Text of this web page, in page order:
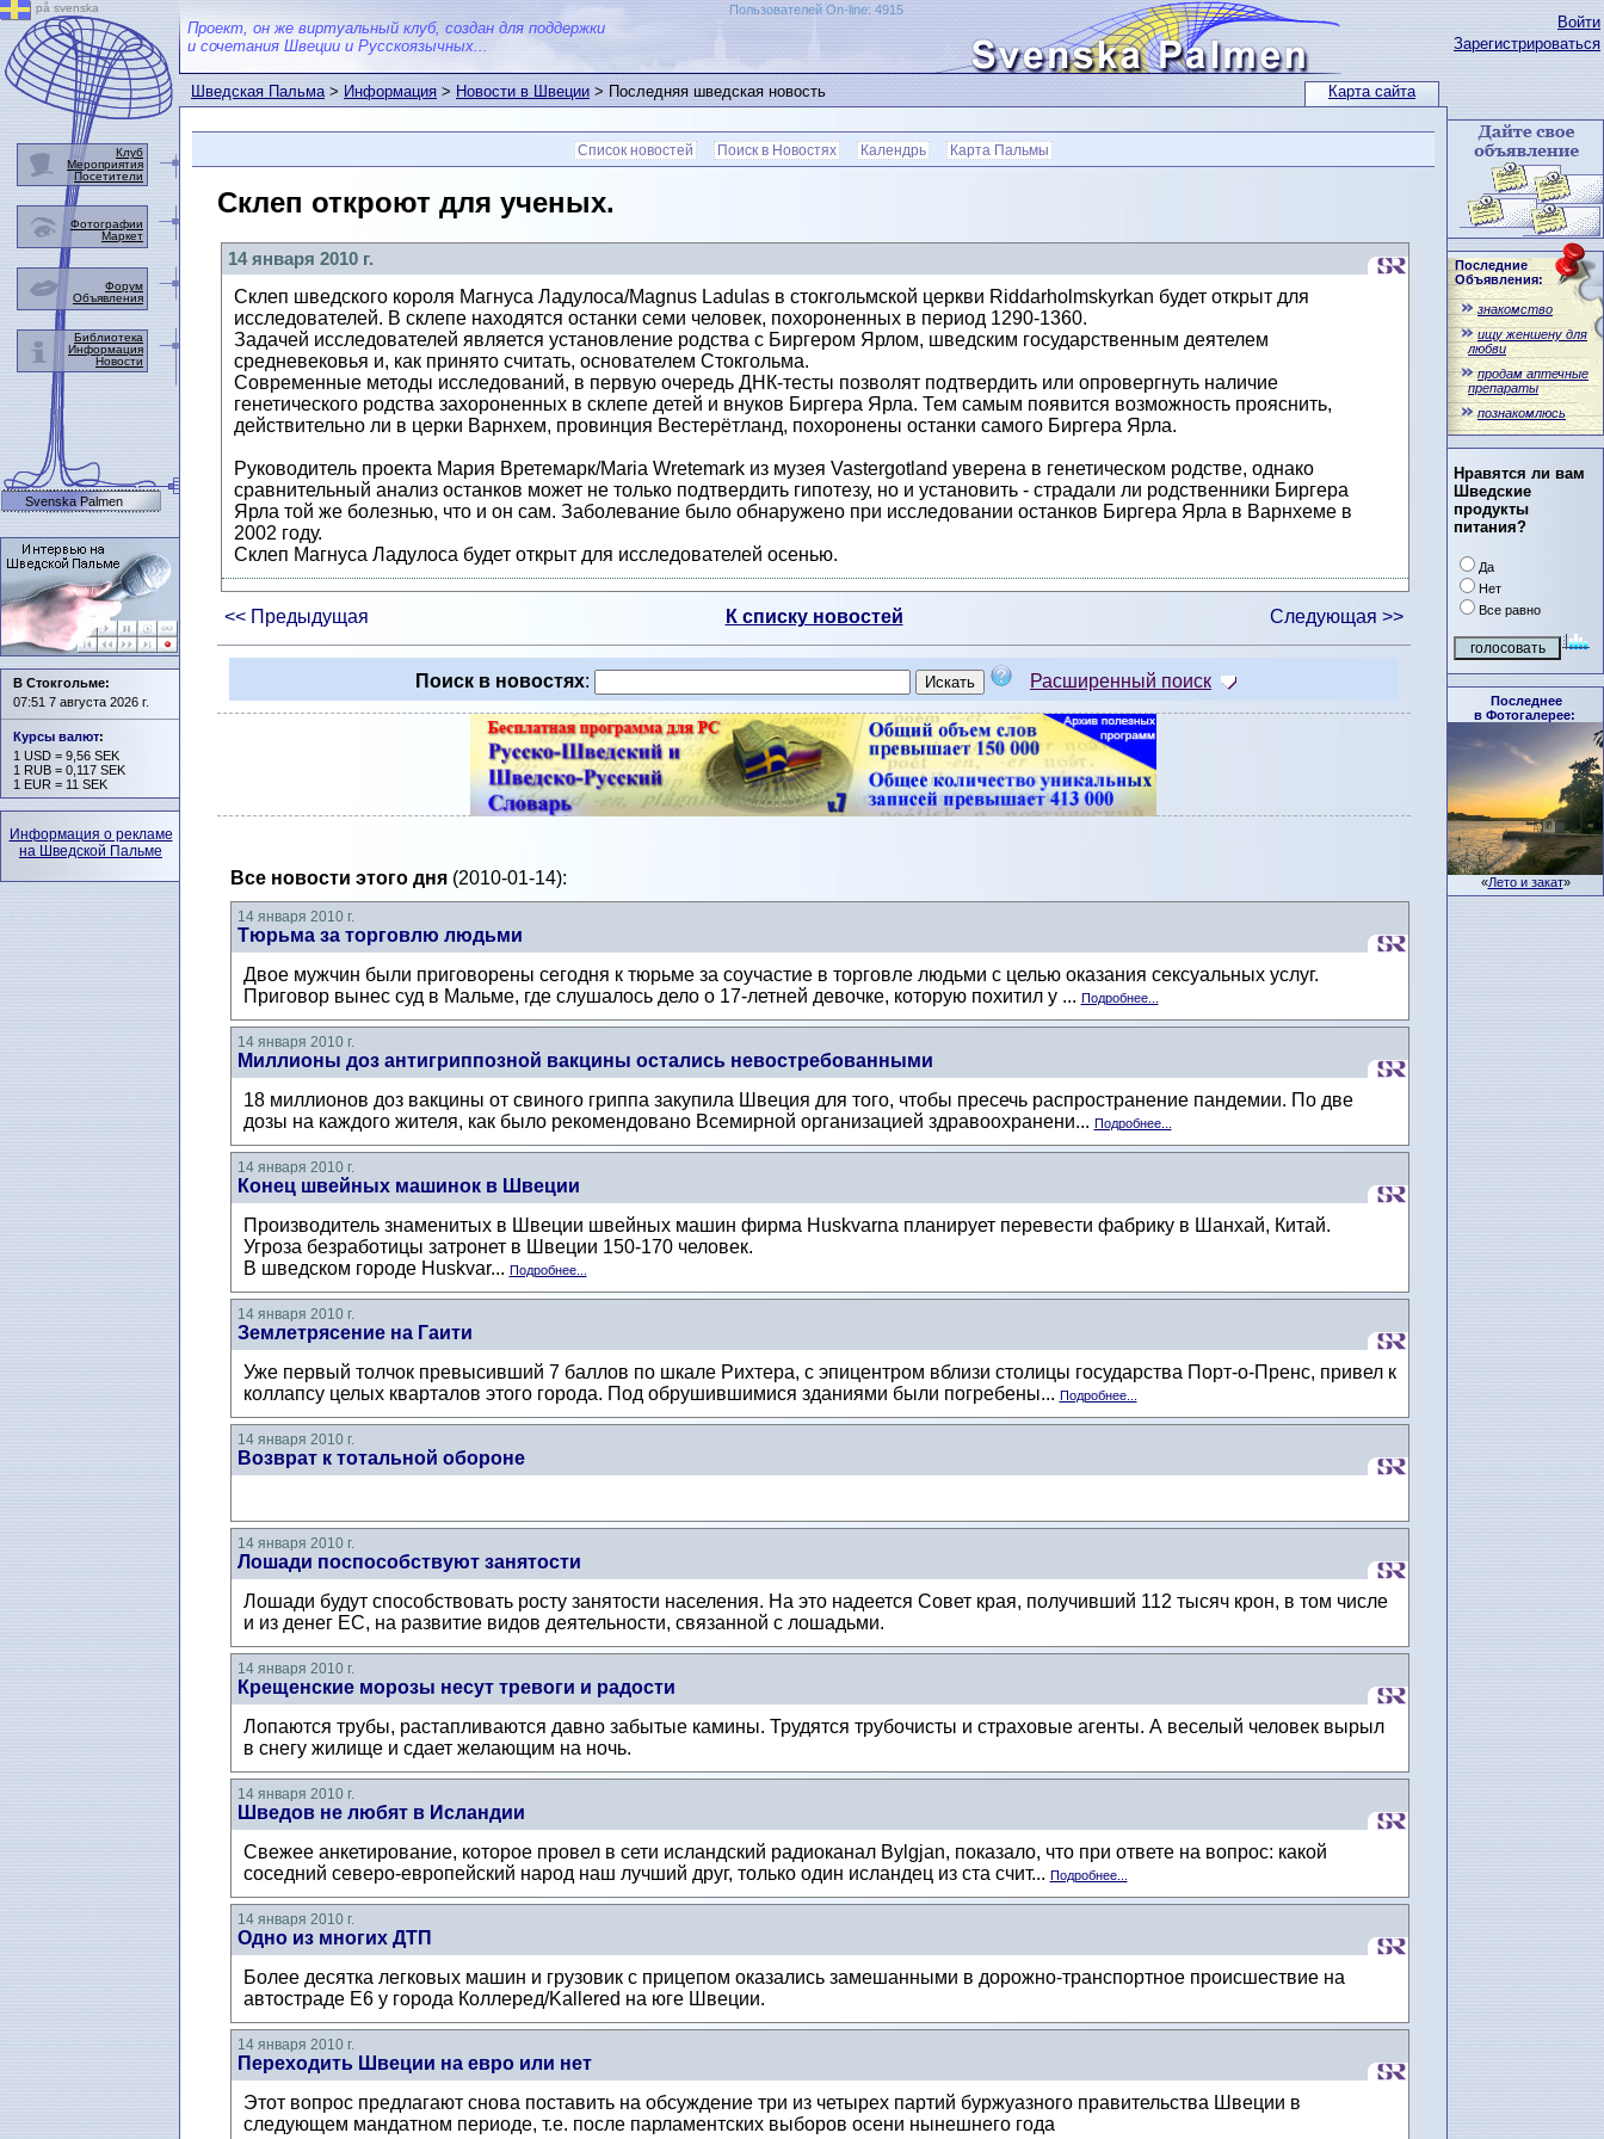
Карта сайта
Войти
Зарегистрироваться
Последние
Объявления:
знакомство
ищу женшену для
любви
продам аптечные
препараты
познакомлюсь
Нравятся ли вам
Шведские
продукты
питания?
Да
Нет
Все равно
Последнее
в Фотогалерее:
«Лето и закат»
Проект, он же виртуальный клуб, создан для поддержки
и сочетания Швеции и Русскоязычных...
Пользователей On-line: 4915
Шведская Пальма>Информация>Новости в Швеции> Последняя шведская новость
Список новостей Поиск в Новостях Календрь Карта Пальмы
Склеп откроют для ученых.
14 января 2010 г.
Склеп шведского короля Магнуса Ладулоса/Magnus Ladulas в стокгольмской церкви Riddarholmskyrkan будет открыт для
исследователей. В склепе находятся останки семи человек, похороненных в период 1290-1360.
Задачей исследователей является установление родства с Биргером Ярлом, шведским государственным деятелем
средневековья и, как принято считать, основателем Стокгольма.
Современные методы исследований, в первую очередь ДНК-тесты позволят подтвердить или опровергнуть наличие
генетического родства захороненных в склепе детей и внуков Биргера Ярла. Тем самым появится возможность прояснить,
действительно ли в церки Варнхем, провинция Вестерётланд, похоронены останки самого Биргера Ярла.
Руководитель проекта Мария Вретемарк/Maria Wretemark из музея Vastergotland уверена в генетическом родстве, однако
сравнительный анализ останков может не только подтвердить гипотезу, но и установить - страдали ли родственники Биргера
Ярла той же болезнью, что и он сам. Заболевание было обнаружено при исследовании останков Биргера Ярла в Варнхеме в
2002 году.
Склеп Магнуса Ладулоса будет открыт для исследователей осенью.
<< Предыдущая К списку новостей Следующая >>
Поиск в новостях: Расширенный поиск
Все новости этого дня(2010-01-14):
14 января 2010 г.
Тюрьма за торговлю людьми
Двое мужчин были приговорены сегодня к тюрьме за соучастие в торговле людьми с целью оказания сексуальных услуг.
Приговор вынес суд в Мальме, где слушалось дело о 17-летней девочке, которую похитил у ... Подробнее...
14 января 2010 г.
Миллионы доз антигриппозной вакцины остались невостребованными
18 миллионов доз вакцины от свиного гриппа закупила Швеция для того, чтобы пресечь распространение пандемии. По две
дозы на каждого жителя, как было рекомендовано Всемирной организацией здравоохранени... Подробнее...
14 января 2010 г.
Конец швейных машинок в Швеции
Производитель знаменитых в Швеции швейных машин фирма Huskvarna планирует перевести фабрику в Шанхай, Китай.
Угроза безработицы затронет в Швеции 150-170 человек.
В шведском городе Huskvar... Подробнее...
14 января 2010 г.
Землетрясение на Гаити
Уже первый толчок превысивший 7 баллов по шкале Рихтера, с эпицентром вблизи столицы государства Порт-о-Пренс, привел к
коллапсу целых кварталов этого города. Под обрушившимися зданиями были погребены... Подробнее...
14 января 2010 г.
Возврат к тотальной обороне
14 января 2010 г.
Лошади поспособствуют занятости
Лошади будут способствовать росту занятости населения. На это надеется Совет края, получивший 112 тысяч крон, в том числе
и из денег ЕС, на развитие видов деятельности, связанной с лошадьми.
14 января 2010 г.
Крещенские морозы несут тревоги и радости
Лопаются трубы, растапливаются давно забытые камины. Трудятся трубочисты и страховые агенты. А веселый человек вырыл
в снегу жилище и сдает желающим на ночь.
14 января 2010 г.
Шведов не любят в Исландии
Свежее анкетирование, которое провел в сети исландский радиоканал Bylgjan, показало, что при ответе на вопрос: какой
соседний северо-европейский народ наш лучший друг, только один исландец из ста счит... Подробнее...
14 января 2010 г.
Одно из многих ДТП
Более десятка легковых машин и грузовик с прицепом оказались замешанными в дорожно-транспортное происшествие на
автостраде Е6 у города Коллеред/Kallered на юге Швеции.
14 января 2010 г.
Переходить Швеции на евро или нет
Этот вопрос предлагают снова поставить на обсуждение три из четырех партий буржуазного правительства Швеции в
следующем мандатном периоде, т.е. после парламентских выборов осени нынешнего года
på svenska
Клуб
Мероприятия
Посетители
Фотографии
Маркет
Форум
Объявления
Библиотека
Информация
Новости
Svenska Palmen
В Стокгольме:
07:51 7 августа 2026 г.
Курсы валют:
1 USD = 9,56 SEK
1 RUB = 0,117 SEK
1 EUR = 11 SEK
Информация о рекламе
на Шведской Пальме